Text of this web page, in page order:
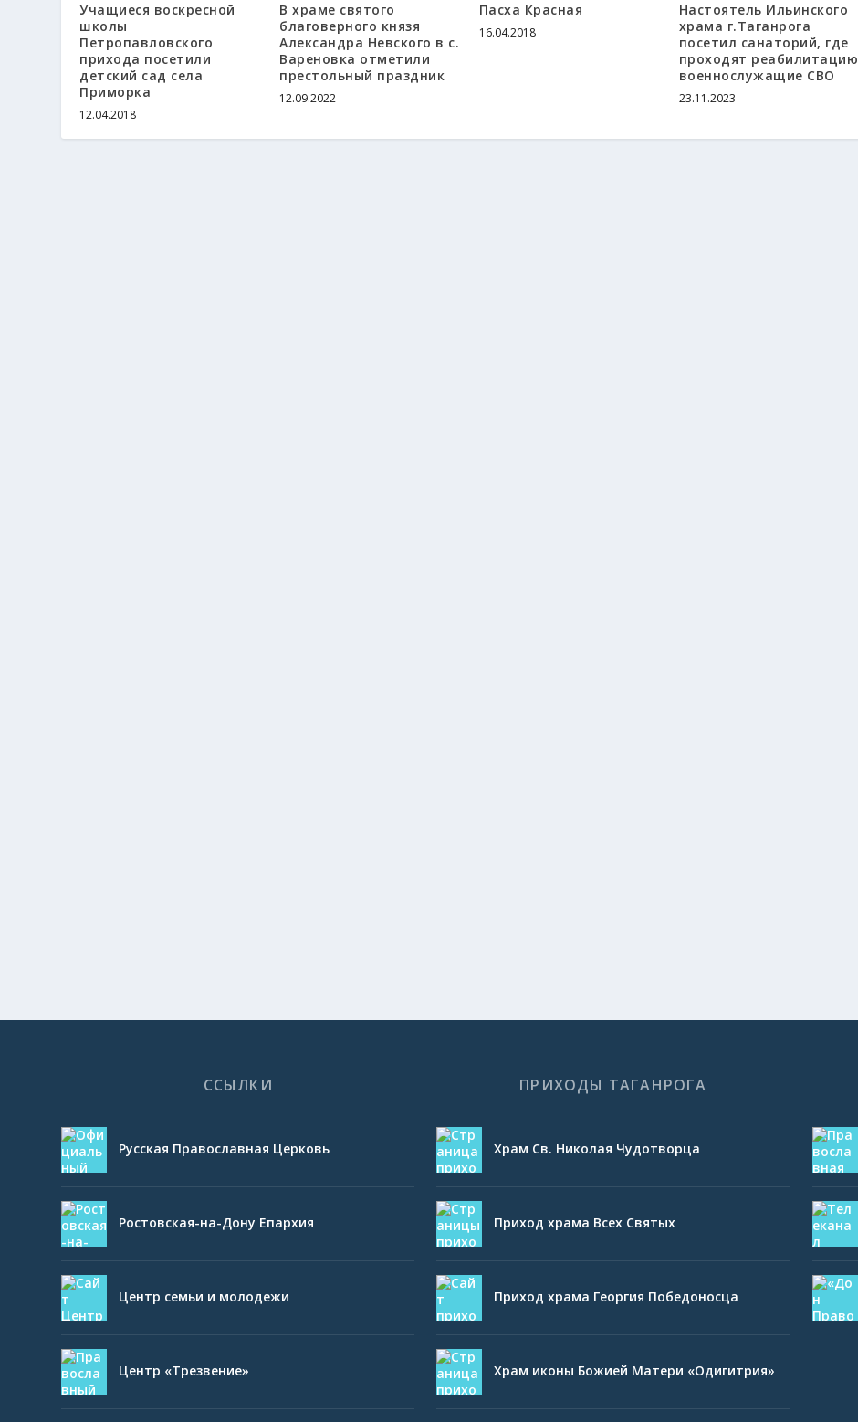
Учащиеся воскресной
школы
Петропавловского
прихода посетили
детский сад села
Приморка
12.04.2018
В храме святого
благоверного князя
Александра Невского в с.
Вареновка отметили
престольный праздник
12.09.2022
Пасха Красная
16.04.2018
Настоятель Ильинского
храма г.Таганрога
посетил санаторий, где
проходят реабилитацию
военнослужащие СВО
23.11.2023
ССЫЛКИ
Русская Православная Церковь
Ростовская-на-Дону Епархия
Центр семьи и молодежи
Центр «Трезвение»
ПРИХОДЫ ТАГАНРОГА
Храм Св. Николая Чудотворца
Приход храма Всех Святых
Приход храма Георгия Победоносца
Храм иконы Божией Матери «Одигитрия»